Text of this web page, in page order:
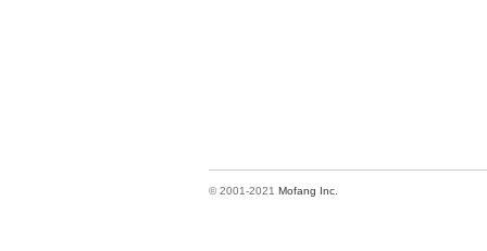
© 2001-2021 Mofang Inc.